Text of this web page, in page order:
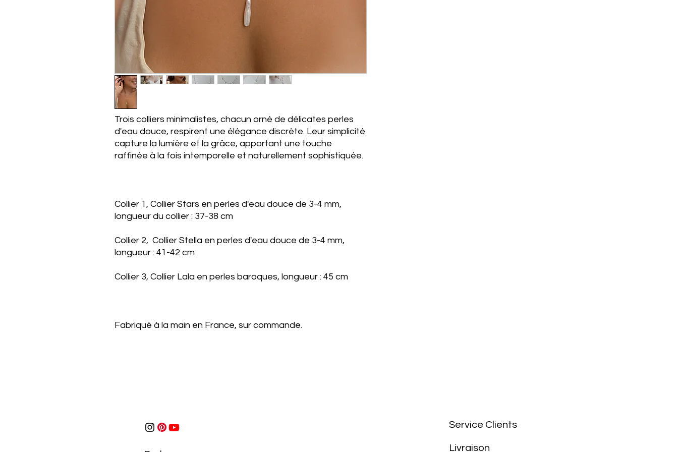
Trois colliers minimalistes, chacun orné de délicates perles
d'eau douce, respirent une élégance discrète. Leur simplicité
capture la lumière et la grâce, apportant une touche
raffinée à la fois intemporelle et naturellement sophistiquée.
Collier 1, Collier Stars en perles d'eau douce de 3-4 mm,
longueur du collier : 37-38 cm
Collier 2, Collier Stella en perles d'eau douce de 3-4 mm,
longueur : 41-42 cm
Collier 3, Collier Lala en perles baroques, longueur : 45 cm
Fabriqué à la main en France, sur commande.
Service Clients
Livraison